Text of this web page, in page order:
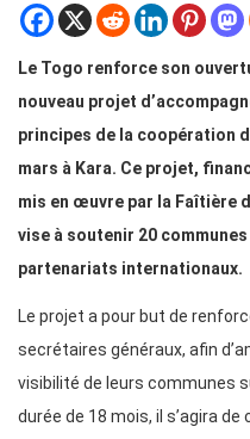
Le Togo renforce son
nouveau projet
principes de la coopération
mars à Kara. Ce projet,
mis en œuvre par la Faîtière
vise à soutenir 20
partenariats internationaux.
Le projet a pour but de
secrétaires généraux, afin
visibilité de leurs communes
durée de 18 mois, il s’agira